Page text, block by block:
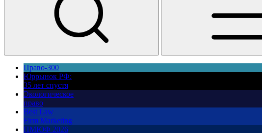
Право-300
Юррынок РФ:
35 лет спустя
Экологическое
право
Best Law
Firm Marketing
ПМЮФ 2026